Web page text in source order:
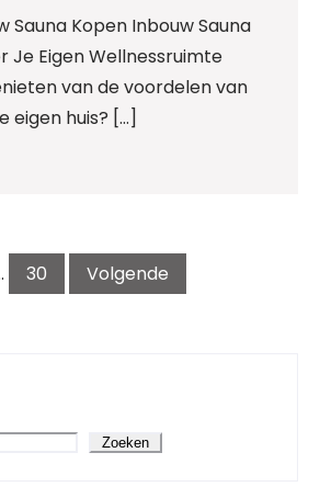
Sauna Kopen Inbouw Sauna
Je Eigen Wellnessruimte
van de voordelen van
eigen huis? […]
30 Volgende
Zoeken